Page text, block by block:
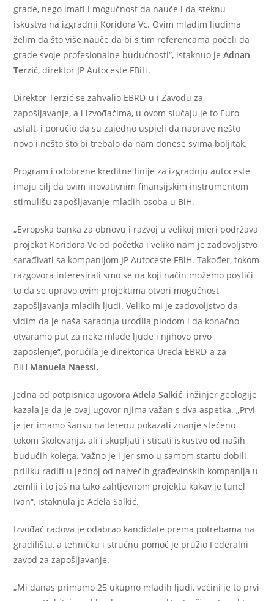
grade, nego imati i mogućnost da nauče i da steknu
iskustva na izgradnji Koridora Vc. Ovim mladim ljudima
želim da što više nauče da bi s tim referencama počeli da
grade svoje profesionalne budućnosti“, istaknuo jeAdnan
Terzić, direktor JP Autoceste FBiH.
Direktor Terzić se zahvalio EBRD-u i Zavodu za
zapošljavanje, a i izvođačima, u ovom slučaju je to Euro-
asfalt, i poručio da su zajedno uspjeli da naprave nešto
novo i nešto što bi trebalo da nam donese svima boljitak.
Program i odobrene kreditne linije za izgradnju autoceste
imaju cilj da ovim inovativnim finansijskim instrumentom
stimulišu zapošljavanje mladih osoba u BiH.
„Evropska banka za obnovu i razvoj u velikoj mjeri podržava
projekat Koridora Vc od početka i veliko nam je zadovoljstvo
sarađivati sa kompanijom JP Autoceste FBiH. Također, tokom
razgovora interesirali smo se na koji način možemo postići
to da se upravo ovim projektima otvori mogućnost
zapošljavanja mladih ljudi. Veliko mi je zadovoljstvo da
vidim da je naša saradnja urodila plodom i da konačno
otvaramo put za neke mlade ljude i njihovo prvo
zaposlenje“, poručila je direktorica Ureda EBRD-a za
BiH Manuela Naessl.
Jedna od potpisnica ugovoraAdela Salkić, inžinjer geologije
kazala je da je ovaj ugovor njima važan s dva aspetka. „Prvi
je jer imamo šansu na terenu pokazati znanje stečeno
tokom školovanja, ali i skupljati i sticati iskustvo od naših
budućih kolega. Važno je i jer smo u samom startu dobili
priliku raditi u jednoj od najvećih građevinskih kompanija u
zemlji i to još na tako zahtjevnom projektu kakav je tunel
Ivan“, istaknula je Adela Salkić.
Izvođač radova je odabrao kandidate prema potrebama na
gradilištu, a tehničku i stručnu pomoć je pružio Federalni
zavod za zapošljavanje.
„Mi danas primamo 25 ukupno mladih ljudi, većini je to prvi